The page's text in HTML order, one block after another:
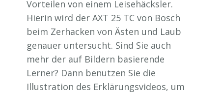
Vorteilen von einem Leisehäcksler.
Hierin wird der AXT 25 TC von Bosch
beim Zerhacken von Ästen und Laub
genauer untersucht. Sind Sie auch
mehr der auf Bildern basierende
Lerner? Dann benutzen Sie die
Illustration des Erklärungsvideos, um